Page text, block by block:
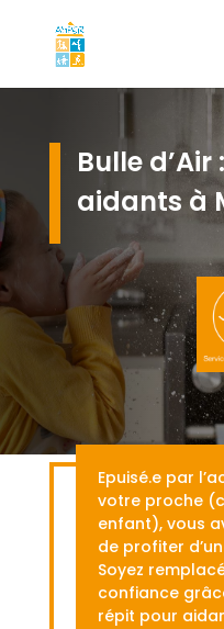
Bulle
aidants à
Epuisé.e par
votre proche
enfant), vous
de profiter
Soyez
confiance
répit pour